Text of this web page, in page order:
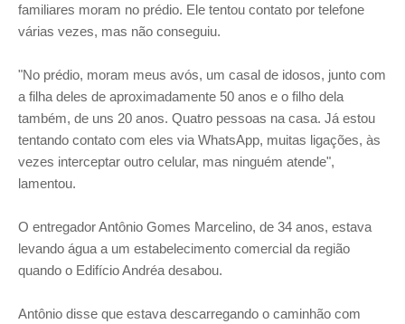
familiares moram no prédio. Ele tentou contato por telefone
várias vezes, mas não conseguiu.
"No prédio, moram meus avós, um casal de idosos, junto com
a filha deles de aproximadamente 50 anos e o filho dela
também, de uns 20 anos. Quatro pessoas na casa. Já estou
tentando contato com eles via WhatsApp, muitas ligações, às
vezes interceptar outro celular, mas ninguém atende",
lamentou.
O entregador Antônio Gomes Marcelino, de 34 anos, estava
levando água a um estabelecimento comercial da região
quando o Edifício Andréa desabou.
Antônio disse que estava descarregando o caminhão com